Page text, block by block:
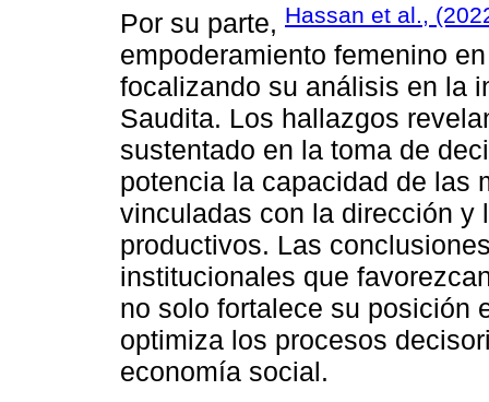
Por su parte, Hassan et al.,
empoderamiento femenino
focalizando su análisis en la
Saudita. Los hallazgos
sustentado en la toma de
potencia la capacidad de las
vinculadas con la dirección y
productivos. Las
institucionales que
no solo fortalece su posición
optimiza los procesos
economía social.